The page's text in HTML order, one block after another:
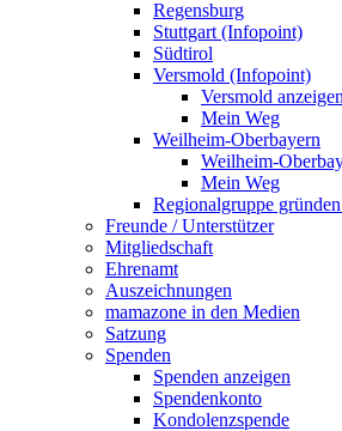
Regensburg
Stuttgart (Infopoint)
Südtirol
Versmold (Infopoint)
Versmold anzeigen
Mein Weg
Weilheim-Oberbayern
Weilheim-
Mein Weg
Regionalgruppe
Freunde / Unterstützer
Mitgliedschaft
Ehrenamt
Auszeichnungen
mamazone in den Medien
Satzung
Spenden
Spenden anzeigen
Spendenkonto
Kondolenzspende